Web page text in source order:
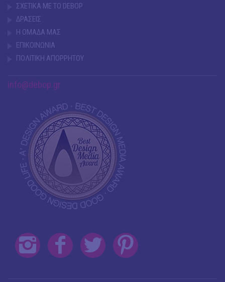
ΣΧΕΤΙΚΑ ΜΕ ΤΟ DEBOP
ΔΡΑΣΕΙΣ
Η ΟΜΑΔΑ ΜΑΣ
ΕΠΙΚΟΙΝΩΝΙΑ
ΠΟΛΙΤΙΚΗ ΑΠΟΡΡΗΤΟΥ
info@debop.gr